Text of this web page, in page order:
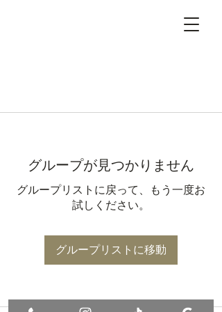
グループが見つかりません
グループリストに戻って、もう一度お
試しください。
グループリストに移動